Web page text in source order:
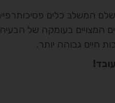
המשלב כלים
המצויים בעומקה של
חיים גבוהה יותר.